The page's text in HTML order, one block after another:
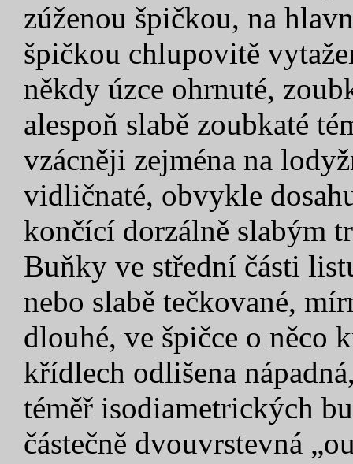
zúženou špičkou, na
špičkou chlupovitě
někdy úzce ohrnuté,
alespoň slabě zoubkaté
vzácněji zejména na
vidličnaté, obvykle
končící dorzálně slabým
Buňky ve střední části
nebo slabě tečkované,
dlouhé, ve špičce o něco
křídlech odlišena
téměř isodiametrických
částečně dvouvrstevná